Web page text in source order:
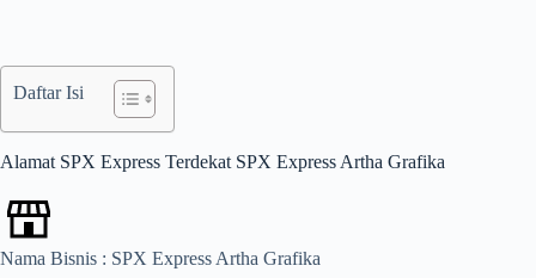
Daftar Isi
Alamat SPX Express Terdekat SPX Express Artha Grafika
Nama Bisnis : SPX Express Artha Grafika